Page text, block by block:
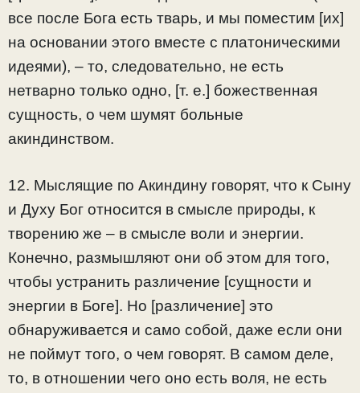
все после Бога есть тварь, и мы поместим [их]
на основании этого вместе с платоническими
идеями), – то, следовательно, не есть
нетварно только одно, [т. е.] божественная
сущность, о чем шумят больные
акиндинством.
12. Мыслящие по Акиндину говорят, что к Сыну
и Духу Бог относится в смысле природы, к
творению же – в смысле воли и энергии.
Конечно, размышляют они об этом для того,
чтобы устранить различение [сущности и
энергии в Боге]. Но [различение] это
обнаруживается и само собой, даже если они
не поймут того, о чем говорят. В самом деле,
то, в отношении чего оно есть воля, не есть